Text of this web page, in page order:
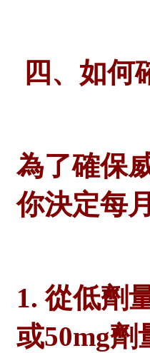
四、如何
為了確保
你決定每
1. 從低劑
或50mg劑